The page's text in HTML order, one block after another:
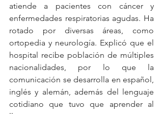
atiende a pacientes con cáncer y
enfermedades respiratorias agudas. Ha
rotado por diversas áreas, como
ortopedia y neurología. Explicó que el
hospital recibe población de múltiples
nacionalidades, por lo que la
comunicación se desarrolla en español,
inglés y alemán, además del lenguaje
cotidiano que tuvo que aprender al